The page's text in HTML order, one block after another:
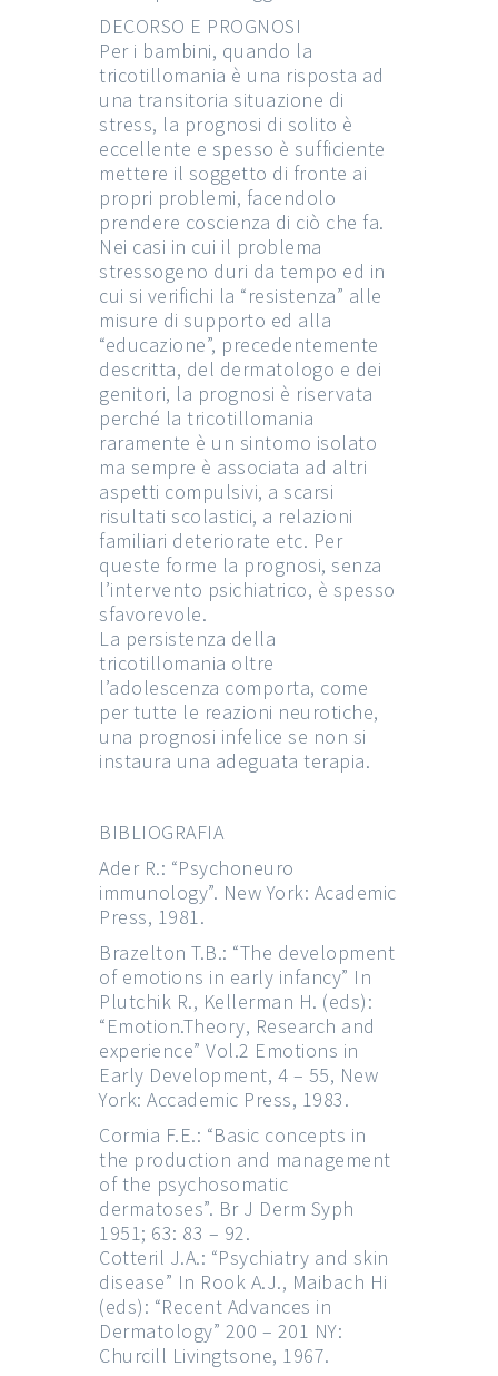
DECORSO E PROGNOSI
Per i bambini, quando la
tricotillomania è una risposta ad
una transitoria situazione di
stress, la prognosi di solito è
eccellente e spesso è sufficiente
mettere il soggetto di fronte ai
propri problemi, facendolo
prendere coscienza di ciò che fa.
Nei casi in cui il problema
stressogeno duri da tempo ed in
cui si verifichi la “resistenza” alle
misure di supporto ed alla
“educazione”, precedentemente
descritta, del dermatologo e dei
genitori, la prognosi è riservata
perché la tricotillomania
raramente è un sintomo isolato
ma sempre è associata ad altri
aspetti compulsivi, a scarsi
risultati scolastici, a relazioni
familiari deteriorate etc. Per
queste forme la prognosi, senza
l’intervento psichiatrico, è spesso
sfavorevole.
La persistenza della
tricotillomania oltre
l’adolescenza comporta, come
per tutte le reazioni neurotiche,
una prognosi infelice se non si
instaura una adeguata terapia.
BIBLIOGRAFIA
Ader R.: “Psychoneuro
immunology”. New York: Academic
Press, 1981.
Brazelton T.B.: “The development
of emotions in early infancy” In
Plutchik R., Kellerman H. (eds):
“Emotion.Theory, Research and
experience” Vol.2 Emotions in
Early Development, 4 – 55, New
York: Accademic Press, 1983.
Cormia F.E.: “Basic concepts in
the production and management
of the psychosomatic
dermatoses”. Br J Derm Syph
1951; 63: 83 – 92.
Cotteril J.A.: “Psychiatry and skin
disease” In Rook A.J., Maibach Hi
(eds): “Recent Advances in
Dermatology” 200 – 201 NY:
Churcill Livingtsone, 1967.